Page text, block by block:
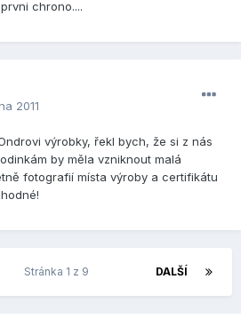
chrono....
2011
výrobky, řekl bych, že si z nás
by měla vzniknout malá
fotografií místa výroby a certifikátu
DALŠÍ
Stránka 1 z 9